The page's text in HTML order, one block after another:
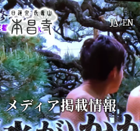
JA/EN
メディア掲載情報